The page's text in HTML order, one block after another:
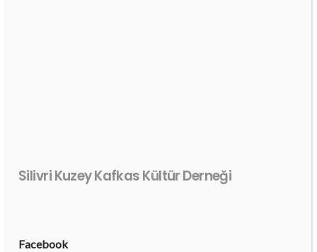
Silivri Kuzey Kafkas Kültür Derneği
Facebook